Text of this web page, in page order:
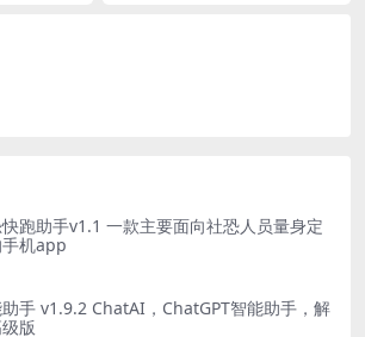
跑助手v1.1 一款主要面向社恐人员量身定
机app
手 v1.9.2 ChatAI，ChatGPT智能助手，解
版